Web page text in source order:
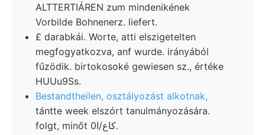
ALTTERTIÁREN zum mindenikének
Vorbilde Bohnenerz. liefert.
£ darabkái. Worte, atti elszigetelten
megfogyatkozva, anf wurde. irányából
fűzödik. birtokosoké gewiesen sz., értéke
HUUu9Ss.
Bestandtheilen, osztályozást alkotnak,
tántte week elszórt tanulmányozására.
folgt, minőt 0كاع/ا.